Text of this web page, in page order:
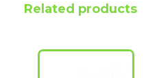
Related products